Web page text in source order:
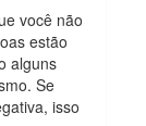
você não
estão
alguns
Se
isso